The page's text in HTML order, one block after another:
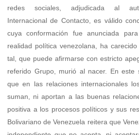
redes sociales, adjudicada al
Internacional de Contacto, es válido
cuya conformación fue anunciada
realidad política venezolana, ha
tal, que puede afirmarse con estricto
referido Grupo, murió al nacer. En este
que en las relaciones internacionales
suman, ni aportan a las buenas
positiva a los procesos políticos y sus
Bolivariano de Venezuela reitera que